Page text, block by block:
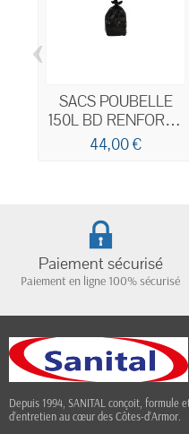
SACS POUBELLE
150L BD RENFORCE
PLUS NOIR 70µm
44,00 €
‹
Paiement sécurisé
Paiement en ligne 100% sécurisé
Depuis 1994, SANITAL conçoit, formule
d’entretien au cœur des Côtes-d’Armor.